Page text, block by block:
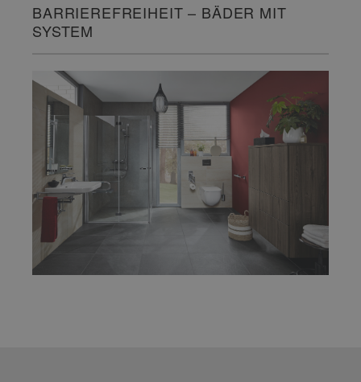
BARRIEREFREIHEIT – BÄDER MIT
SYSTEM